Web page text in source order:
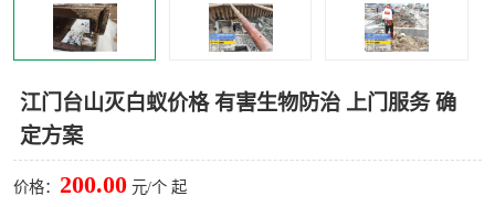
江门台山灭白蚁价格 有害生物防治 上门服务 确
定方案
价格： 200.00 元/个 起
害虫防治 灭杀害虫